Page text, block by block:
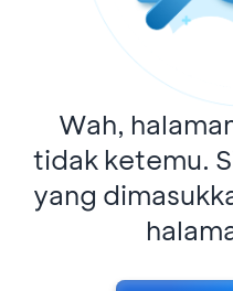
Wah,
tidak ketemu.
yang